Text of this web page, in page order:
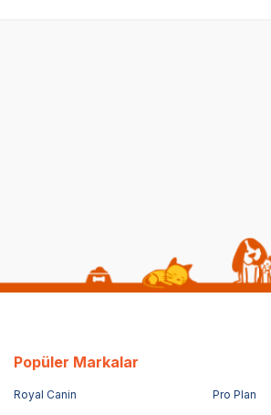
Popüler Markalar
Royal Canin Pro Plan